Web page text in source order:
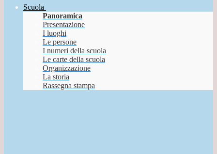
Scuola
Panoramica
Presentazione
I luoghi
Le persone
I numeri della scuola
Le carte della scuola
Organizzazione
La storia
Rassegna stampa